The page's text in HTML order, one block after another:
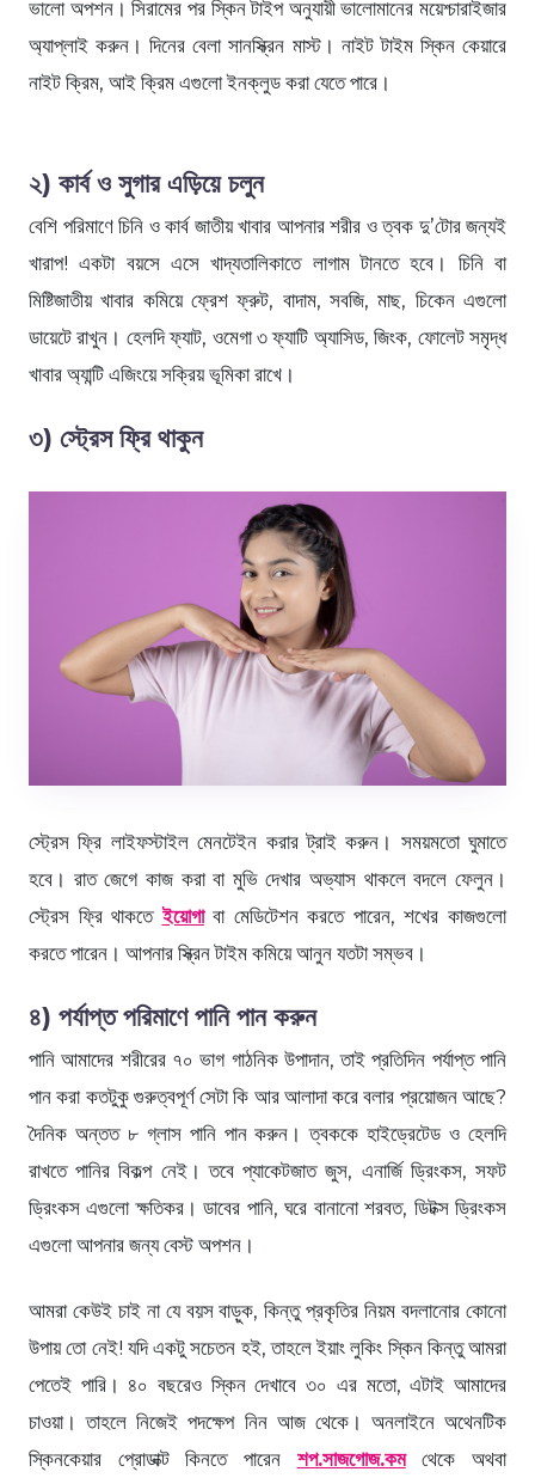
ভালো অপশন। সিরামের পর স্কিন টাইপ অনুযায়ী ভালোমানের ময়েশ্চারাইজার
অ্যাপ্লাই করুন। দিনের বেলা সানস্ক্রিন মাস্ট। নাইট টাইম স্কিন কেয়ারে
নাইট ক্রিম, আই ক্রিম এগুলো ইনক্লুড করা যেতে পারে।
২) কার্ব ও সুগার এড়িয়ে চলুন
বেশি পরিমাণে চিনি ও কার্ব জাতীয় খাবার আপনার শরীর ও ত্বক দু’টোর জন্যই
খারাপ! একটা বয়সে এসে খাদ্যতালিকাতে লাগাম টানতে হবে। চিনি বা
মিষ্টিজাতীয় খাবার কমিয়ে ফ্রেশ ফ্রুট, বাদাম, সবজি, মাছ, চিকেন এগুলো
ডায়েটে রাখুন। হেলদি ফ্যাট, ওমেগা ৩ ফ্যাটি অ্যাসিড, জিংক, ফোলেট সমৃদ্ধ
খাবার অ্যান্টি এজিংয়ে সক্রিয় ভূমিকা রাখে।
৩) স্ট্রেস ফ্রি থাকুন
স্ট্রেস ফ্রি লাইফস্টাইল মেনটেইন করার ট্রাই করুন। সময়মতো ঘুমাতে
হবে। রাত জেগে কাজ করা বা মুভি দেখার অভ্যাস থাকলে বদলে ফেলুন।
স্ট্রেস ফ্রি থাকতেইয়োগাবা মেডিটেশন করতে পারেন, শখের কাজগুলো
করতে পারেন। আপনার স্ক্রিন টাইম কমিয়ে আনুন যতটা সম্ভব।
৪) পর্যাপ্ত পরিমাণে পানি পান করুন
পানি আমাদের শরীরের ৭০ ভাগ গাঠনিক উপাদান, তাই প্রতিদিন পর্যাপ্ত পানি
পান করা কতটুকু গুরুত্বপূর্ণ সেটা কি আর আলাদা করে বলার প্রয়োজন আছে?
দৈনিক অন্তত ৮ গ্লাস পানি পান করুন। ত্বককে হাইড্রেটেড ও হেলদি
রাখতে পানির বিকল্প নেই। তবে প্যাকেটজাত জুস, এনার্জি ড্রিংকস, সফট
ড্রিংকস এগুলো ক্ষতিকর। ডাবের পানি, ঘরে বানানো শরবত, ডিটক্স ড্রিংকস
এগুলো আপনার জন্য বেস্ট অপশন।
আমরা কেউই চাই না যে বয়স বাড়ুক, কিন্তু প্রকৃতির নিয়ম বদলানোর কোনো
উপায় তো নেই! যদি একটু সচেতন হই, তাহলে ইয়াং লুকিং স্কিন কিন্তু আমরা
পেতেই পারি। ৪০ বছরেও স্কিন দেখাবে ৩০ এর মতো, এটাই আমাদের
চাওয়া। তাহলে নিজেই পদক্ষেপ নিন আজ থেকে। অনলাইনে অথেনটিক
স্কিনকেয়ার প্রোডাক্ট কিনতে পারেন শপ.সাজগোজ.কমথেকে অথবা